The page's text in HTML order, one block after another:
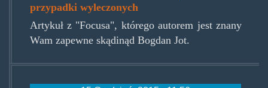
przypadki wyleczonych
Artykuł z "Focusa", którego autorem jest znany
Wam zapewne skądinąd Bogdan Jot.